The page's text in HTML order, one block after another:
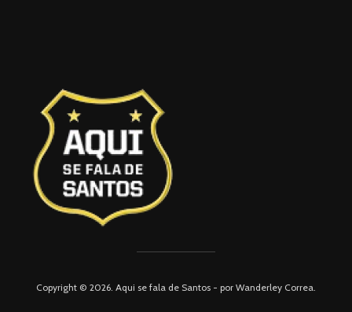
Copyright © 2026. Aqui se fala de Santos - por Wanderley Correa.